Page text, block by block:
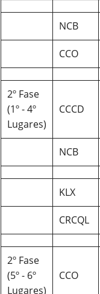
NCB
CCO
2º Fase
(1º - 4º
Lugares)
CCCD
NCB
KLX
CRCQL
2º Fase
(5º - 6º
Lugares)
CCO